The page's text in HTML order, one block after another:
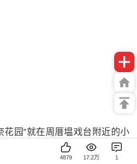
花园”就在周厝塭戏台附近的小
丽的格桑花，五颜六色，在阳
4879 17.2万 1